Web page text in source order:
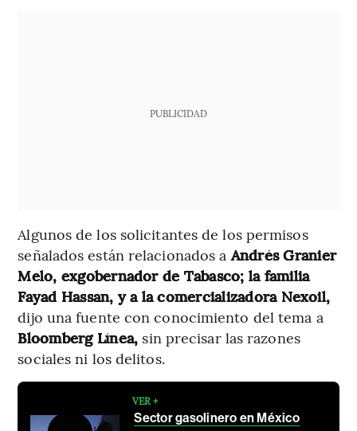
PUBLICIDAD
Algunos de los solicitantes de los permisos
señalados están relacionados a Andrés Granier
Melo, exgobernador de Tabasco; la familia
Fayad Hassan, y a la comercializadora Nexoil,
dijo una fuente con conocimiento del tema a
Bloomberg Línea, sin precisar las razones
sociales ni los delitos.
VER +
Sector gasolinero en México